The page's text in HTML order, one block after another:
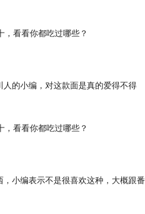
的小编，对这款面是真的爱得不得
小编表示不是很喜欢这种，大概跟番